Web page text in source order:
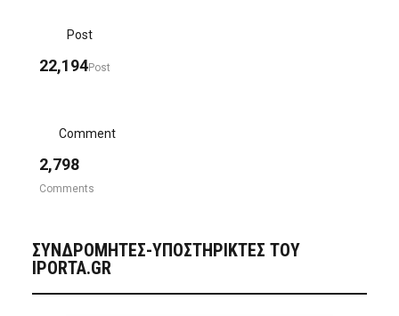
Post
22,194Post
Comment
2,798
Comments
ΣΥΝΔΡΟΜΗΤΈΣ-ΥΠΟΣΤΗΡΙΚΤΈΣ ΤΟΥ
IPORTA.GR